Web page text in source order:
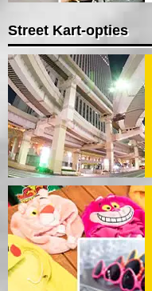
Street Kart-opties